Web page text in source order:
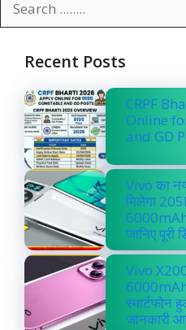
Recent Posts
CRPF
Online
and GD
Vivo का
मिलेगा
6000mAh
जानिए पूरी
Vivo
6000mAh
स्मार्टफोन
जानकारी